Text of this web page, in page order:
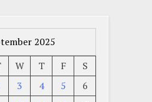
2025
W T F
S
3 4 5
6